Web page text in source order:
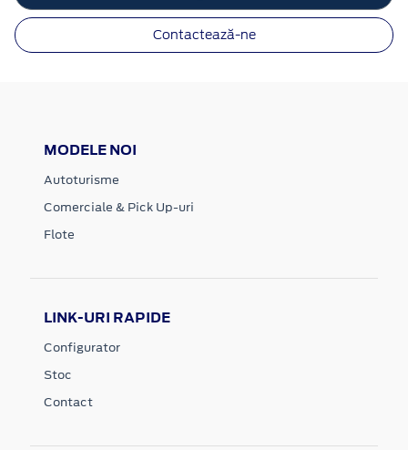
Contactează-ne
MODELE NOI
Autoturisme
Comerciale & Pick Up-uri
Flote
LINK-URI RAPIDE
Configurator
Stoc
Contact